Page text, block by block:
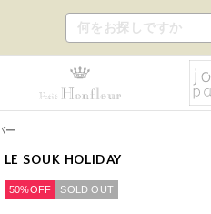
ー
LE SOUK HOLIDAY
50%OFF SOLD OUT